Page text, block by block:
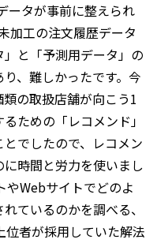
ータが事前に整えられ
加工の注文履歴データ
と「予測用データ」の
、難しかったです。今
の取扱店舗が向こう1
ための「レコメンド」
でしたので、レコメン
時間と労力を使いまし
やWebサイトでどのよ
ているのかを調べる、
者が採用していた解法